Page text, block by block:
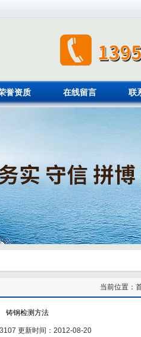
誉资质 在线留言 联
当前位置：
铸钢检测方法
更新时间：2012-08-20